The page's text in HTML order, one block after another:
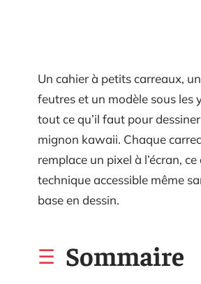
Un cahier à petits carreaux,
feutres et un modèle sous les
tout ce qu’il faut pour
mignon kawaii. Chaque
remplace un pixel à l’écran,
technique accessible même
base en dessin.
Sommaire